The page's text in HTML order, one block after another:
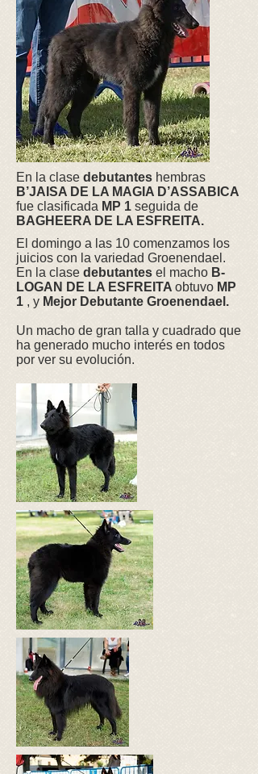
En la clase debutantes hembras
B’JAISA DE LA MAGIA D’ASSABICA
fue clasificada MP 1 seguida de
BAGHEERA DE LA ESFREITA.
El domingo a las 10 comenzamos los
juicios con la variedad Groenendael.
En la clase debutantes el macho B-
LOGAN DE LA ESFREITA obtuvo MP
1 , y Mejor Debutante Groenendael.
Un macho de gran talla y cuadrado que
ha generado mucho interés en todos
por ver su evolución.